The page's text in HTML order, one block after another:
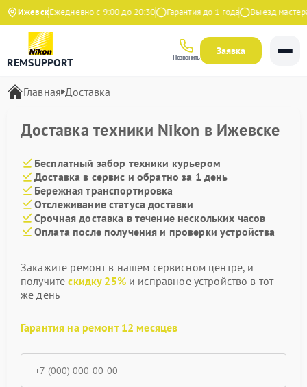
Ижевск
Яндекс Ежедневно с 9:00 до 20:30 Гарантия до 1 года Выезд мастера
REMSUPPORT Позвонить
Заявка
Главная Доставка
Доставка техники Nikon в Ижевске
Бесплатный забор техники курьером
Доставка в сервис и обратно за 1 день
Бережная транспортировка
Отслеживание статуса доставки
Срочная доставка в течение нескольких часов
Оплата после получения и проверки устройства
Закажите ремонт в нашем сервисном центре, и
получитескидку 25%и исправное устройство в тот
же день
Гарантия на ремонт 12 месяцев